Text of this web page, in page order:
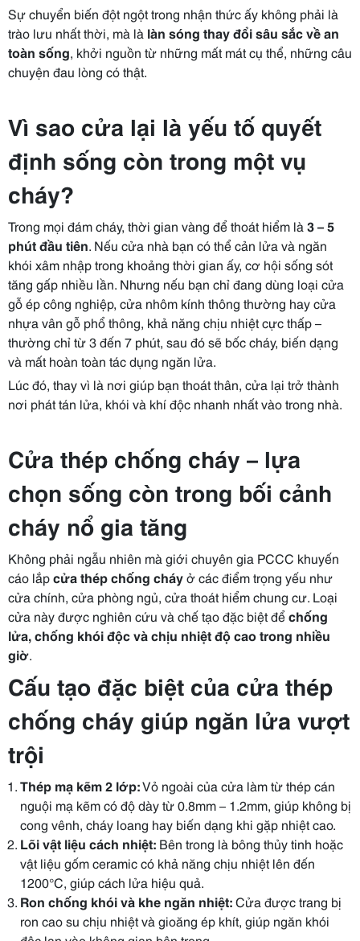
Sự chuyển biến đột ngột trong nhận thức ấy không phải là
trào lưu nhất thời, mà là làn sóng thay đổi sâu sắc về an
toàn sống, khởi nguồn từ những mất mát cụ thể, những câu
chuyện đau lòng có thật.
Vì sao cửa lại là yếu tố quyết
định sống còn trong một vụ
cháy?
Trong mọi đám cháy, thời gian vàng để thoát hiểm là 3 – 5
phút đầu tiên. Nếu cửa nhà bạn có thể cản lửa và ngăn
khói xâm nhập trong khoảng thời gian ấy, cơ hội sống sót
tăng gấp nhiều lần. Nhưng nếu bạn chỉ đang dùng loại cửa
gỗ ép công nghiệp, cửa nhôm kính thông thường hay cửa
nhựa vân gỗ phổ thông, khả năng chịu nhiệt cực thấp –
thường chỉ từ 3 đến 7 phút, sau đó sẽ bốc cháy, biến dạng
và mất hoàn toàn tác dụng ngăn lửa.
Lúc đó, thay vì là nơi giúp bạn thoát thân, cửa lại trở thành
nơi phát tán lửa, khói và khí độc nhanh nhất vào trong nhà.
Cửa thép chống cháy – lựa
chọn sống còn trong bối cảnh
cháy nổ gia tăng
Không phải ngẫu nhiên mà giới chuyên gia PCCC khuyến
cáo lắpcửa thép chống cháyở các điểm trọng yếu như
cửa chính, cửa phòng ngủ, cửa thoát hiểm chung cư. Loại
cửa này được nghiên cứu và chế tạo đặc biệt đểchống
lửa, chống khói độc và chịu nhiệt độ cao trong nhiều
giờ.
Cấu tạo đặc biệt của cửa thép
chống cháy giúp ngăn lửa vượt
trội
Thép mạ kẽm 2 lớp:Vỏ ngoài của cửa làm từ thép cán
nguội mạ kẽm có độ dày từ 0.8mm – 1.2mm, giúp không bị
cong vênh, cháy loang hay biến dạng khi gặp nhiệt cao.
Lõi vật liệu cách nhiệt: Bên trong là bông thủy tinh hoặc
vật liệu gốm ceramic có khả năng chịu nhiệt lên đến
1200°C, giúp cách lửa hiệu quả.
Ron chống khói và khe ngăn nhiệt:Cửa được trang bị
ron cao su chịu nhiệt và gioăng ép khít, giúp ngăn khói